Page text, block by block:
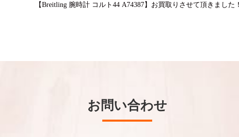
【Breitling 腕時計 コルト44 A74387】お買取りさせて頂きました
お問い合わせ